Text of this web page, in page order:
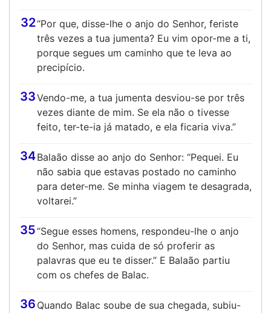
32“Por que, disse-lhe o anjo do Senhor, feriste
três vezes a tua jumenta? Eu vim opor-me a ti,
porque segues um caminho que te leva ao
precipício.
33Vendo-me, a tua jumenta desviou-se por três
vezes diante de mim. Se ela não o tivesse
feito, ter-te-ia já matado, e ela ficaria viva.”
34Balaão disse ao anjo do Senhor: “Pequei. Eu
não sabia que estavas postado no caminho
para deter-me. Se minha viagem te desagrada,
voltarei.”
35“Segue esses homens, respondeu-lhe o anjo
do Senhor, mas cuida de só proferir as
palavras que eu te disser.” E Balaão partiu
com os chefes de Balac.
36 Quando Balac soube de sua chegada, subiu-